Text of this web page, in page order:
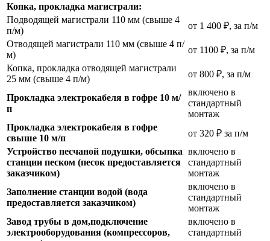
Копка, прокладка магистрали:
Подводящей магистрали 110 мм (свыше 4
п/м)
от 1 400 ₽, за п/м
Отводящей магистрали 110 мм (свыше 4 п/
м)
от 1100 ₽, за п/м
Копка, прокладка отводящей магистрали
25 мм (свыше 4 п/м)
от 800 ₽, за п/м
Прокладка электрокабеля в гофре 10 м/
п
включено в
стандартный
монтаж
Прокладка электрокабеля в гофре
свыше 10 м/п
от 320 ₽ за п/м
Устройство песчаной подушки, обсыпка
станции песком (песок предоставляется
заказчиком)
включено в
стандартный
монтаж
Заполнение станции водой (вода
предоставляется заказчиком)
включено в
стандартный
монтаж
Завод трубы в дом,подключение
электрооборудования (компрессоров,
включено в
стандартный